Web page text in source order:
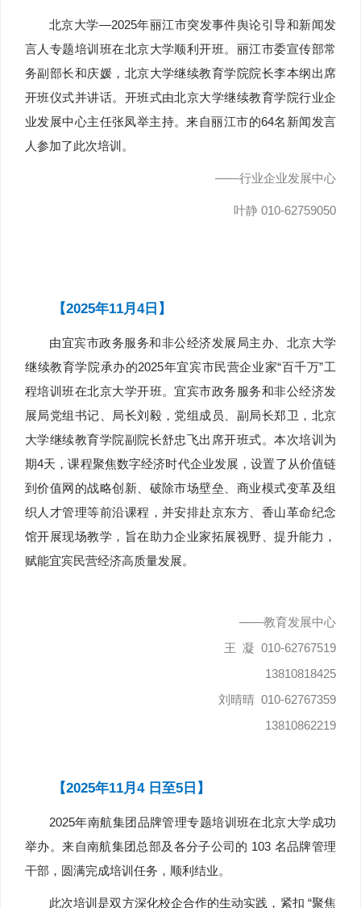
北京大学—2025年丽江市突发事件舆论引导和新闻发
言人专题培训班在北京大学顺利开班。丽江市委宣传部常
务副部长和庆媛，北京大学继续教育学院院长李本纲出席
开班仪式并讲话。开班式由北京大学继续教育学院行业企
业发展中心主任张凤举主持。来自丽江市的64名新闻发言
人参加了此次培训。
——行业企业发展中心
叶静 010-62759050
【2025年11月4日】
由宜宾市政务服务和非公经济发展局主办、北京大学
继续教育学院承办的2025年宜宾市民营企业家“百千万”工
程培训班在北京大学开班。宜宾市政务服务和非公经济发
展局党组书记、局长刘毅，党组成员、副局长郑卫，北京
大学继续教育学院副院长舒忠飞出席开班式。本次培训为
期4天，课程聚焦数字经济时代企业发展，设置了从价值链
到价值网的战略创新、破除市场壁垒、商业模式变革及组
织人才管理等前沿课程，并安排赴京东方、香山革命纪念
馆开展现场教学，旨在助力企业家拓展视野、提升能力，
赋能宜宾民营经济高质量发展。
——教育发展中心
王 凝 010-62767519
13810818425
刘晴晴 010-62767359
13810862219
【2025年11月4 日至5日】
2025年南航集团品牌管理专题培训班在北京大学成功
举办。来自南航集团总部及各分子公司的 103 名品牌管理
干部，圆满完成培训任务，顺利结业。
此次培训是双方深化校企合作的生动实践，紧扣 “聚焦